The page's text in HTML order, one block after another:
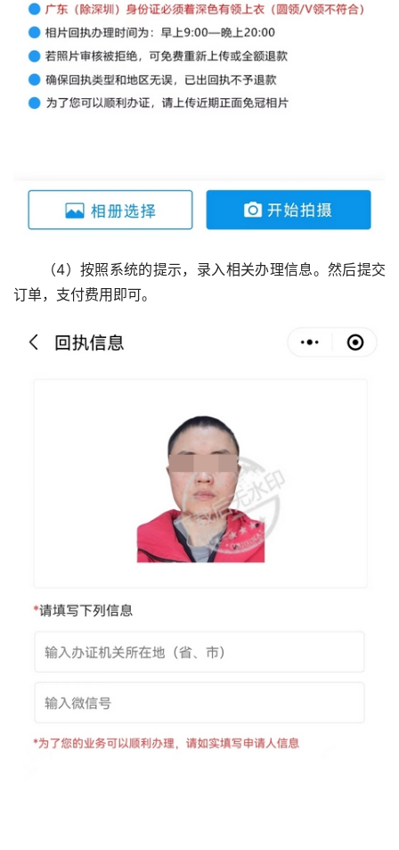
（4）按照系统的提示，录入相关办理信息。然后提交
订单，支付费用即可。